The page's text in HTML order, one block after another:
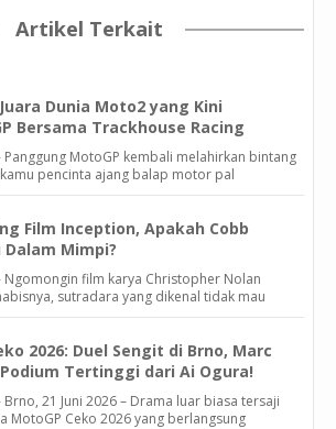
Artikel Terkait
Dunia Moto2 yang Kini
Bersama Trackhouse Racing
MotoGP kembali melahirkan bintang
pencinta ajang balap motor pal
Film Inception, Apakah Cobb
Mimpi?
Ngomongin film karya Christopher Nolan
sutradara yang dikenal tidak mau
2026: Duel Sengit di Brno, Marc
Tertinggi dari Ai Ogura!
21 Juni 2026 – Drama luar biasa tersaji
MotoGP Ceko 2026 yang berlangsung